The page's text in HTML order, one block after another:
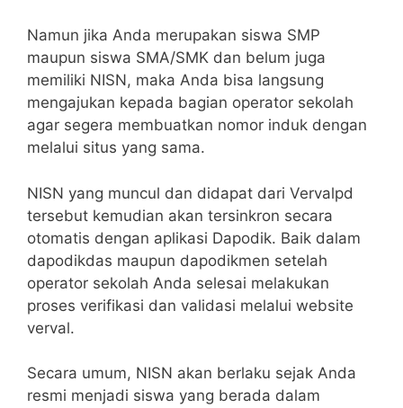
Namun jika Anda merupakan siswa SMP
maupun siswa SMA/SMK dan belum juga
memiliki NISN, maka Anda bisa langsung
mengajukan kepada bagian operator sekolah
agar segera membuatkan nomor induk dengan
melalui situs yang sama.
NISN yang muncul dan didapat dari Vervalpd
tersebut kemudian akan tersinkron secara
otomatis dengan aplikasi Dapodik. Baik dalam
dapodikdas maupun dapodikmen setelah
operator sekolah Anda selesai melakukan
proses verifikasi dan validasi melalui website
verval.
Secara umum, NISN akan berlaku sejak Anda
resmi menjadi siswa yang berada dalam